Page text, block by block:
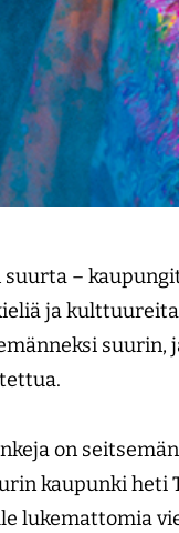
–
ja
suurin,
on
kaupunki
lukemattomia